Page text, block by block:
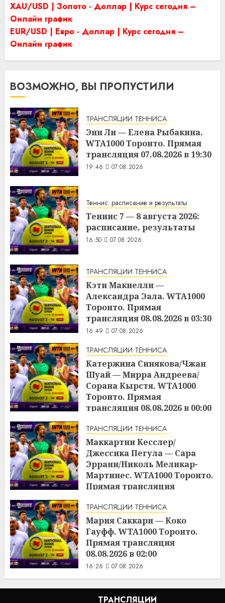
XAU/USD | Золото - Доллар | Курс сегодня –
Онлайн график
EUR/USD | Евро - Доллар | Курс сегодня –
Онлайн график
ВОЗМОЖНО, ВЫ ПРОПУСТИЛИ
ТРАНСЛЯЦИИ ТЕННИСА
Энн Ли — Елена Рыбакина.
WTA1000 Торонто. Прямая
трансляция 07.08.2026 в 19:30
19:46 07.08.2026
Теннис: расписание и результаты
Теннис 7 — 8 августа 2026:
расписание, результаты
16:50 07.08.2026
ТРАНСЛЯЦИИ ТЕННИСА
Кэти Макнелли —
Александра Эала. WTA1000
Торонто. Прямая
трансляция 08.08.2026 в 03:30
16:49 07.08.2026
ТРАНСЛЯЦИИ ТЕННИСА
Катержина Синякова/Чжан
Шуай — Мирра Андреева/
Сорана Кырстя. WTA1000
Торонто. Прямая
трансляция 08.08.2026 в 00:00
ТРАНСЛЯЦИИ ТЕННИСА
Маккартни Кесслер/
Джессика Пегула — Сара
Эррани/Николь Меликар-
Мартинес. WTA1000 Торонто.
Прямая трансляция
16:45 07.08.2026
ТРАНСЛЯЦИИ ТЕННИСА
Мария Саккари — Коко
Гауфф. WTA1000 Торонто.
Прямая трансляция
08.08.2026 в 02:00
16:26 07.08.2026
ТРАНСЛЯЦИИ